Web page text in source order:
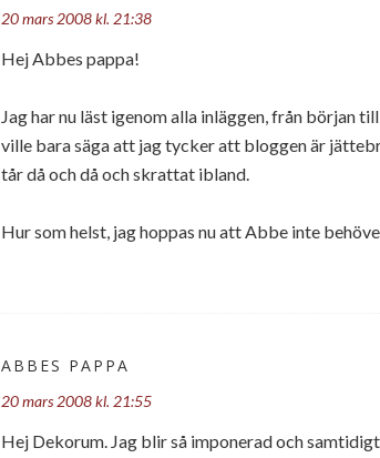
20 mars 2008 kl. 21:38
Hej Abbes pappa!
Jag har nu läst igenom alla inläggen, från början
ville bara säga att jag tycker att bloggen är
tår då och då och skrattat ibland.
Hur som helst, jag hoppas nu att Abbe inte
ABBES PAPPA
20 mars 2008 kl. 21:55
Hej Dekorum. Jag blir så imponerad och